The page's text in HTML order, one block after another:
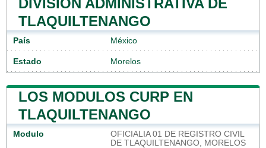
DIVISIÓN ADMINISTRATIVA DE
TLAQUILTENANGO
País México
Estado Morelos
LOS MODULOS CURP EN
TLAQUILTENANGO
Modulo
OFICIALIA 01 DE REGISTRO CIVIL
DE TLAQUILTENANGO, MORELOS